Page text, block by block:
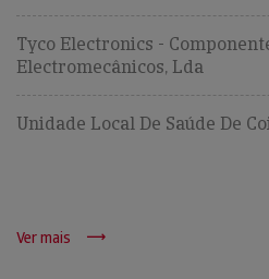
Tyco Electronics -
Electromecânicos, Lda
Unidade Local De Saúde De
Ver mais